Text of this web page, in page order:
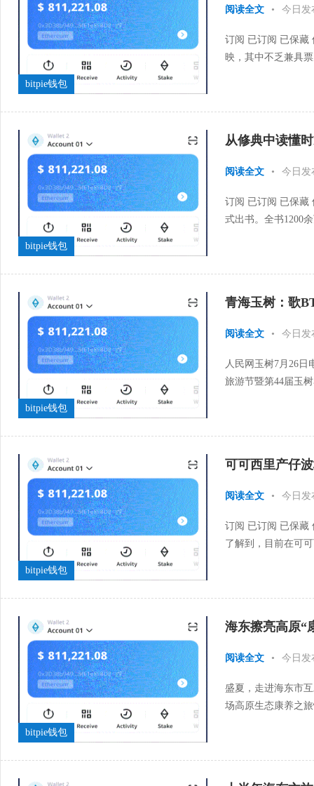
bitpie钱包
阅读全文 • 今日发
订阅 已订阅 已保藏
映，其中不乏兼具
bitpie钱包
从修典中读懂
阅读全文 • 今日发
订阅 已订阅 已保藏
式出书。全书1200
bitpie钱包
青海玉树：歌
阅读全文 • 今日发
人民网玉树7月26日
旅游节暨第44届玉
bitpie钱包
可可西里产仔
阅读全文 • 今日发
订阅 已订阅 已保藏
了解到，目前在可
bitpie钱包
海东擦亮高原“
阅读全文 • 今日发
盛夏，走进海东市
场高原生态康养之